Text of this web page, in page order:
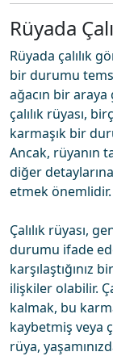
Rüyada
Rüyada çalılık
bir durumu
ağacın bir
çalılık rüyası,
karmaşık bir
Ancak, rüyanın
diğer
etmek önemlidir.
Çalılık rüyası,
durumu ifade
karşılaştığınız
ilişkiler olabilir.
kalmak, bu
kaybetmiş veya
rüya,